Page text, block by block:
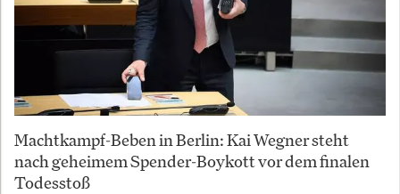
Machtkampf-Beben in Berlin: Kai Wegner steht
nach geheimem Spender-Boykott vor dem finalen
Todesstoß